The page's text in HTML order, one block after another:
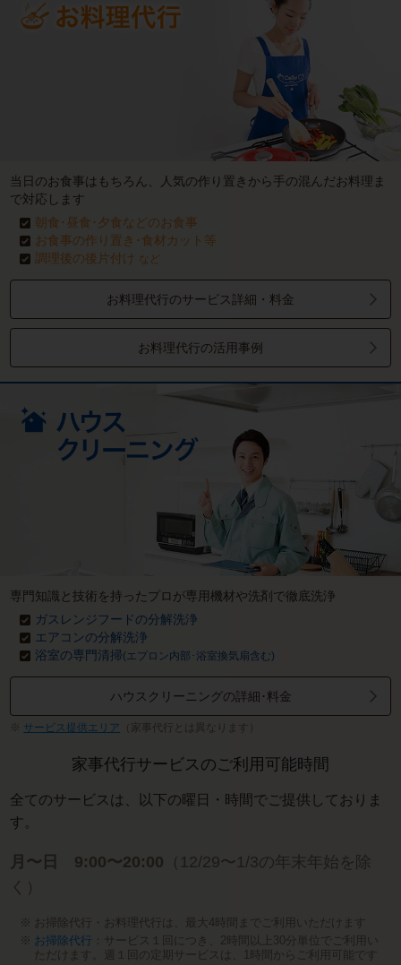
当日のお食事はもちろん、人気の作り置きから手の混んだお料理ま
で対応します
朝食･昼食･夕食などのお食事
お食事の作り置き･食材カット等
調理後の後片付け など
お料理代行のサービス詳細・料金
お料理代行の活用事例
専門知識と技術を持ったプロが専用機材や洗剤で徹底洗浄
ガスレンジフードの分解洗浄
エアコンの分解洗浄
浴室の専門清掃(エプロン内部･浴室換気扇含む)
ハウスクリーニングの詳細･料金
サービス提供エリア （家事代行とは異なります）
家事代行サービスのご利用可能時間
全てのサービスは、以下の曜日・時間でご提供しておりま
す。
月〜日 9:00〜20:00 （12/29〜1/3の年末年始を除
く）
お掃除代行・お料理代行は、最大4時間までご利用いただけます
お掃除代行 ：サービス１回につき、2時間以上30分単位でご利用い
ただけます。週１回の定期サービスは、1時間からご利用可能です